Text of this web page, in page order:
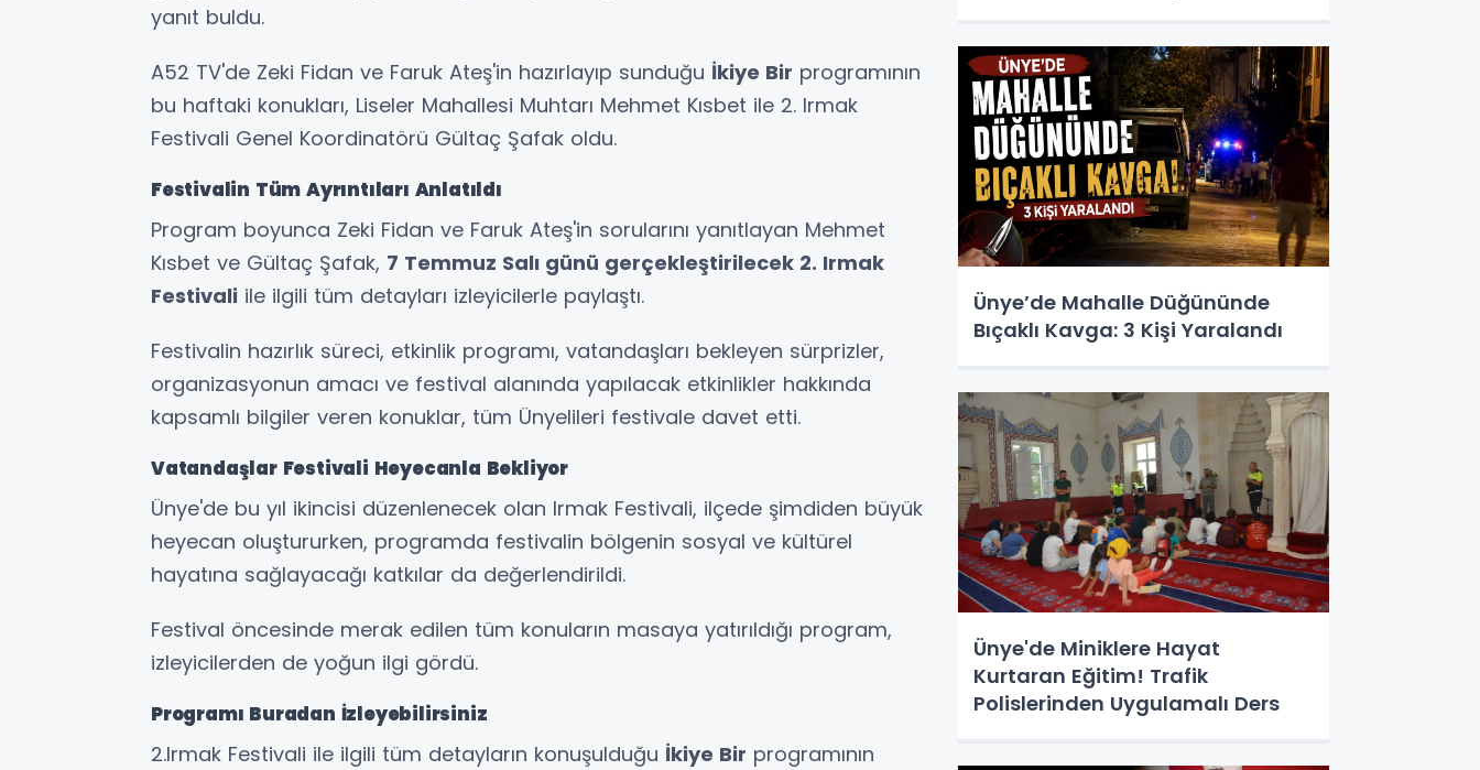
yanıt buldu.
A52 TV'de Zeki Fidan ve Faruk Ateş'in hazırlayıp sunduğu İkiye Bir programının
bu haftaki konukları, Liseler Mahallesi Muhtarı Mehmet Kısbet ile 2. Irmak
Festivali Genel Koordinatörü Gültaç Şafak oldu.
Festivalin Tüm Ayrıntıları Anlatıldı
Program boyunca Zeki Fidan ve Faruk Ateş'in sorularını yanıtlayan Mehmet
Kısbet ve Gültaç Şafak, 7 Temmuz Salı günü gerçekleştirilecek 2. Irmak
Festivali ile ilgili tüm detayları izleyicilerle paylaştı.
Festivalin hazırlık süreci, etkinlik programı, vatandaşları bekleyen sürprizler,
organizasyonun amacı ve festival alanında yapılacak etkinlikler hakkında
kapsamlı bilgiler veren konuklar, tüm Ünyelileri festivale davet etti.
Vatandaşlar Festivali Heyecanla Bekliyor
Ünye'de bu yıl ikincisi düzenlenecek olan Irmak Festivali, ilçede şimdiden büyük
heyecan oluştururken, programda festivalin bölgenin sosyal ve kültürel
hayatına sağlayacağı katkılar da değerlendirildi.
Festival öncesinde merak edilen tüm konuların masaya yatırıldığı program,
izleyicilerden de yoğun ilgi gördü.
Programı Buradan İzleyebilirsiniz
2.Irmak Festivali ile ilgili tüm detayların konuşulduğu İkiye Bir programının
Ünye’de Mahalle Düğününde
Bıçaklı Kavga: 3 Kişi Yaralandı
Ünye'de Miniklere Hayat
Kurtaran Eğitim! Trafik
Polislerinden Uygulamalı Ders